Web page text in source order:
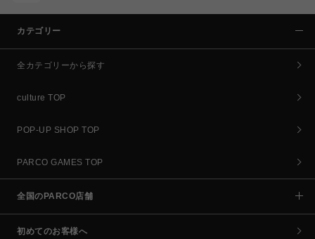
カテゴリー
全カテゴリーから探す
culture TOP
POP-UP SHOP TOP
PARCO GAMES TOP
全国のPARCO店舗
初めてのお客様へ